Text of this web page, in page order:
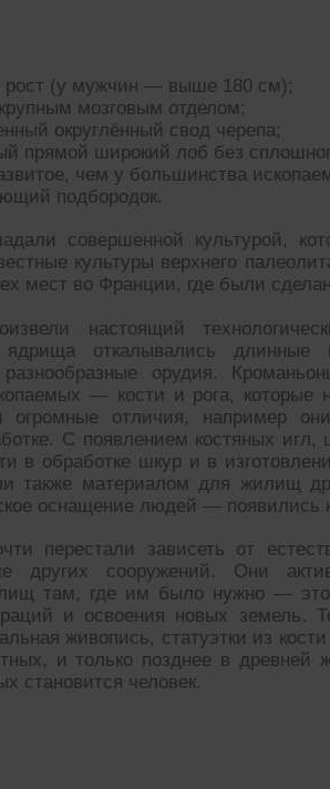
рост (у мужчин — выше 180 см);
мозговым отделом;
округлённый свод черепа;
прямой широкий лоб без
чем у большинства
подбородок.
совершенной культурой,
культуры верхнего
мест во Франции, где были
настоящий
ядрища откалывались
разнообразные орудия.
— кости и рога, которые
отличия, например
С появлением костяных
в обработке шкур и в
также материалом для жилищ
оснащение людей — появились
перестали зависеть от
других сооружений. Они
там, где им было нужно — это
и освоения новых земель.
живопись, статуэтки из
и только позднее в древней
становится человек.